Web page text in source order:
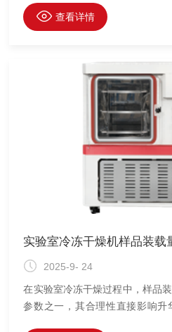
联，对优化冻干工艺、提升实验效
查看详情
2025-9- 24
在实验室冷冻干燥过程中，样品
参数之一，其合理性直接影响升